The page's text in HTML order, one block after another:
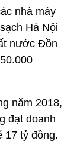
nhà máy
Hà Nội
nước Đồn
năm 2018,
đạt doanh
17 tỷ đồng.